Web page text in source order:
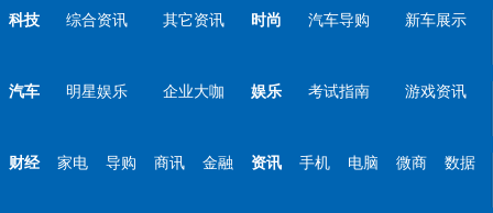
科技 综合资讯 其它资讯 时尚 汽车导购 新车展示
汽车 明星娱乐 企业大咖 娱乐 考试指南 游戏资讯
财经 家电 导购 商讯 金融 资讯 手机 电脑 微商 数据